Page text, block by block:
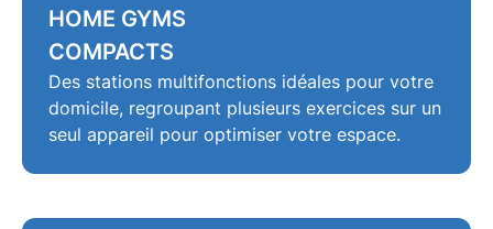
HOME GYMS
COMPACTS
Des stations multifonctions idéales pour votre
domicile, regroupant plusieurs exercices sur un
seul appareil pour optimiser votre espace.